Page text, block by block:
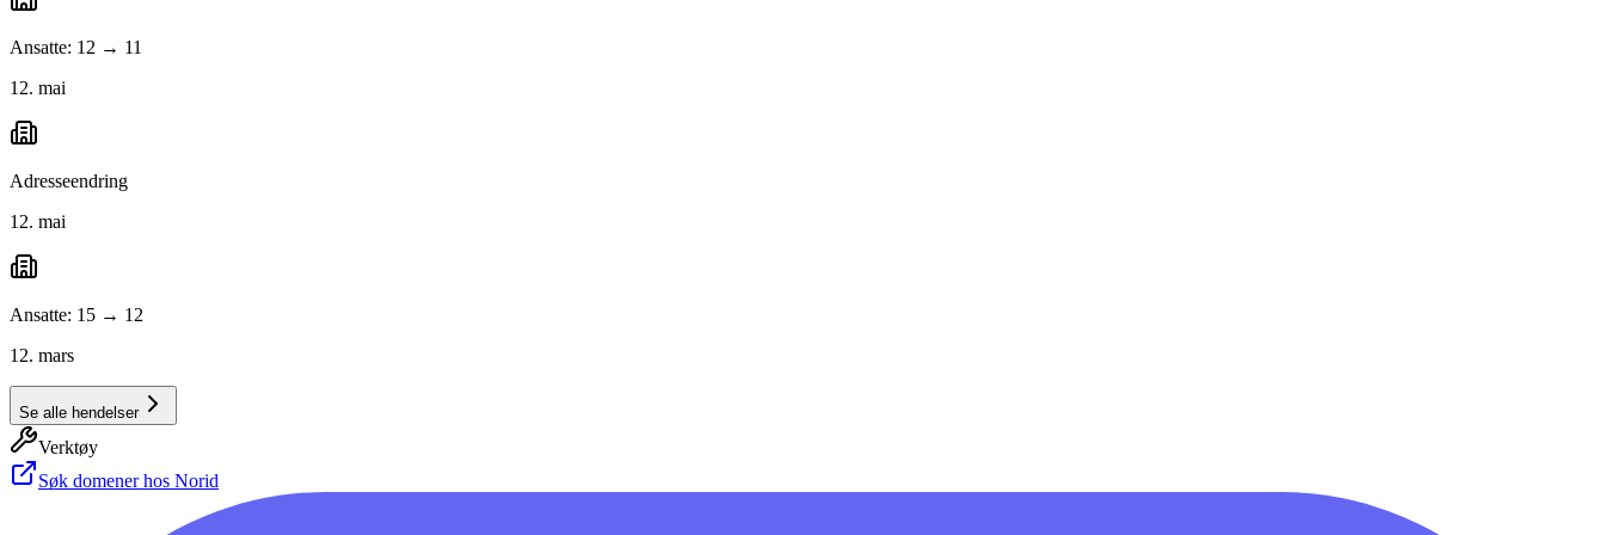
Ansatte: 12 → 11
12. mai
Adresseendring
12. mai
Ansatte: 15 → 12
12. mars
Se alle hendelser
Verktøy
Søk domener hos Norid